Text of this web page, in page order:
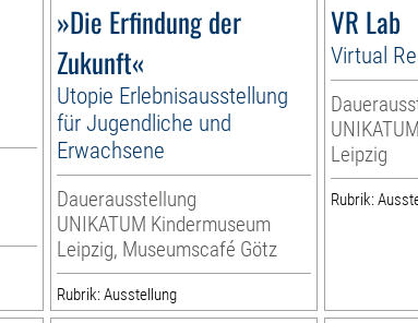
»Die Erfindung der
Zukunft«
Utopie Erlebnisausstellung
für Jugendliche und
Erwachsene
Dauerausstellung
UNIKATUM Kindermuseum
Leipzig, Museumscafé Götz
Rubrik: Ausstellung
VR Lab
Virtual
Leipzig
Rubrik: